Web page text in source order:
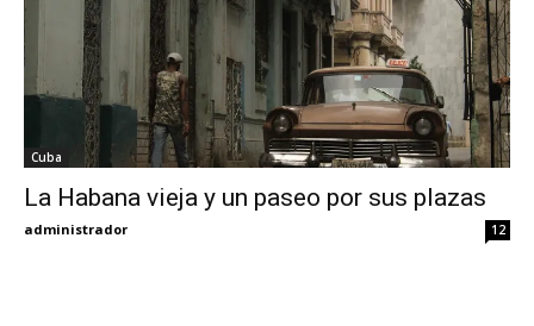
Thru
My
Cuba
La Habana vieja y un paseo por sus plazas
administrador 12